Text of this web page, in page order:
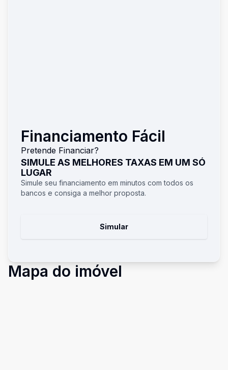
Financiamento Fácil
Pretende Financiar?
SIMULE AS MELHORES TAXAS EM UM SÓ
LUGAR
Simule seu financiamento em minutos com todos os
bancos e consiga a melhor proposta.
Simular
Mapa do imóvel